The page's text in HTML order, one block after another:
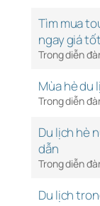
Tìm mua
ngay giá tốt
Trong diễn
Mùa hè du
Trong diễn
Du lịch hè
dẫn
Trong diễn
Du lịch